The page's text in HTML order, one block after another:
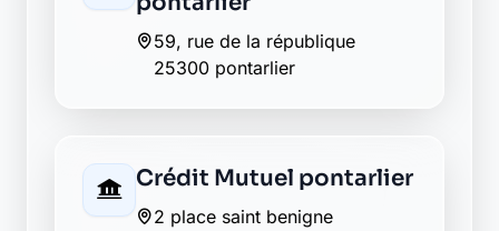
17 rue de franche comte
25300 verrieres de joux
25300 vuillecin